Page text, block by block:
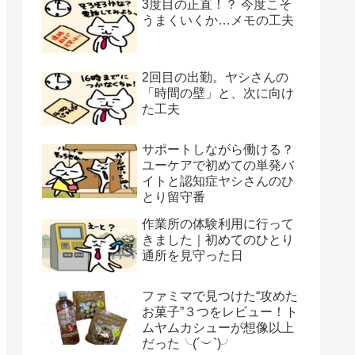
3度目の正直！？ 今度こそ
うまくいくか…メモの工夫
2回目の出勤。ヤシさんの
「時間の壁」と、次に向け
た工夫
サポートしながら働ける？
ユーケアで初めての単発バ
イトと認知症ヤシさんのひ
とり留守番
作業所の体験利用に行って
きました｜初めてのひとり
通所を見守った日
ファミマで見つけた“攻めた
お菓子”３つをレビュー！ト
ムヤムカシューが想像以上
だった╰(´︶`)╯